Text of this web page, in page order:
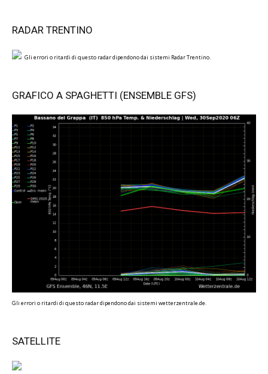
RADAR TRENTINO
Gli errori o ritardi di questo radar dipendono dai sistemi Radar Trentino.
GRAFICO A SPAGHETTI (ENSEMBLE GFS)
Gli errori o ritardi di questo radar dipendono dai sistemi wetterzentrale.de.
SATELLITE